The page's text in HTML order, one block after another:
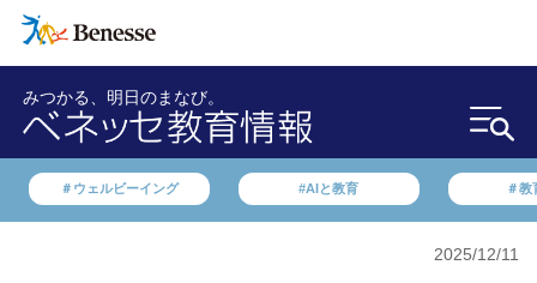
みつかる、明日のまなび。
＃ウェルビーイング #AIと教育 ＃教
2025/12/11